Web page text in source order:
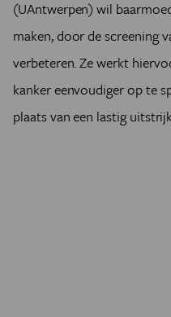
(UAntwerpen) wil
maken, door de screening
verbeteren. Ze werkt
kanker eenvoudiger op te
plaats van een lastig